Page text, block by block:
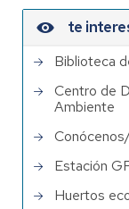
te
Biblioteca
Centro de
Ambiente
Estación
Huertos